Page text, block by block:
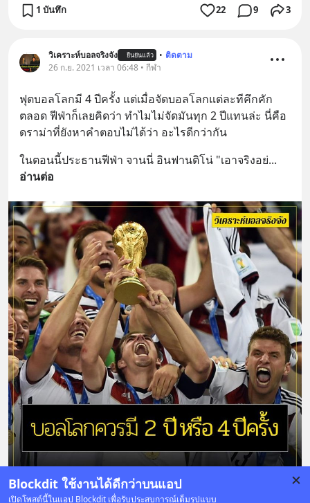
Blockdit ใช้งานได้ดีกว่าบนแอป
เปิดโพสต์นี้ในแอป Blockdit เพื่อรับประสบการณ์เต็มรูปแบบ
1 บันทึก 22 9 3
วิเคราะห์บอลจริงจัง ยืนยันแล้ว • ติดตาม
26 ก.ย. 2021 เวลา 06:48 • กีฬา
ฟุตบอลโลกมี 4 ปีครั้ง แต่เมื่อจัดบอลโลกแต่ละทีคึกคัก
ตลอด ฟีฟ่าก็เลยคิดว่า ทำไมไม่จัดมันทุก 2 ปีแทนล่ะ นี่คือ
ดราม่าที่ยังหาคำตอบไม่ได้ว่า อะไรดีกว่ากัน
ในตอนนี้ประธานฟีฟ่า จานนี่ อินฟานติโน่ "เอาจริงอย่
อ่านต่อ